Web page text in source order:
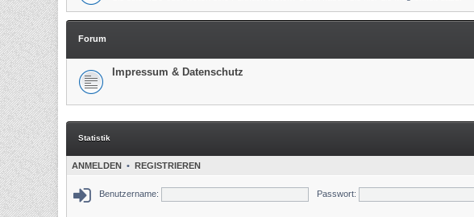
Forum
Impressum & Datenschutz
Statistik
ANMELDEN • REGISTRIEREN
Benutzername: Passwort: